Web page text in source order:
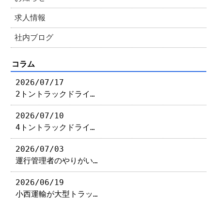
求人情報
社内ブログ
コラム
2026/07/17
2トントラックドライ…
2026/07/10
4トントラックドライ…
2026/07/03
運行管理者のやりがい…
2026/06/19
小西運輸が大型トラッ…